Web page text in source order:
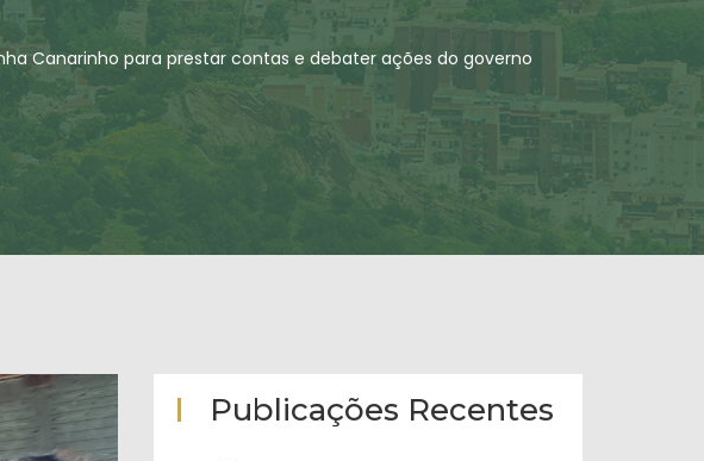
Canarinho para prestar contas e debater ações do governo
Publicações Recentes